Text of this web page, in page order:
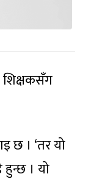
शिक्षकसँग
छ । ‘तर यो
। यो